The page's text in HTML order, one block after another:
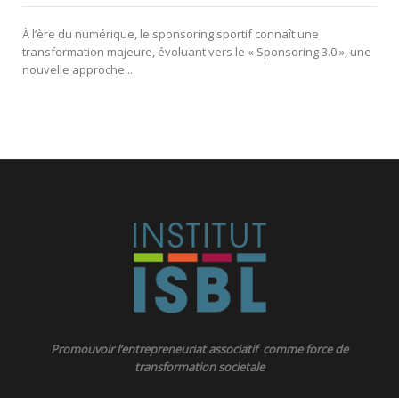
À l’ère du numérique, le sponsoring sportif connaît une
transformation majeure, évoluant vers le « Sponsoring 3.0 », une
nouvelle approche...
Promouvoir l’entrepreneuriat associatif comme force de
transformation societale